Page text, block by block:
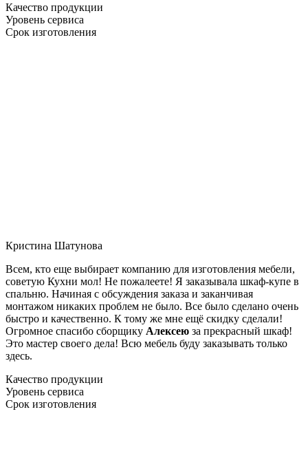
Качество продукции
Уровень сервиса
Срок изготовления
Кристина Шатунова
Всем, кто еще выбирает компанию для изготовления мебели,
советую Кухни мол! Не пожалеете! Я заказывала шкаф-купе в
спальню. Начиная с обсуждения заказа и заканчивая
монтажом никаких проблем не было. Все было сделано очень
быстро и качественно. К тому же мне ещё скидку сделали!
Огромное спасибо сборщику Алексею за прекрасный шкаф!
Это мастер своего дела! Всю мебель буду заказывать только
здесь.
Качество продукции
Уровень сервиса
Срок изготовления